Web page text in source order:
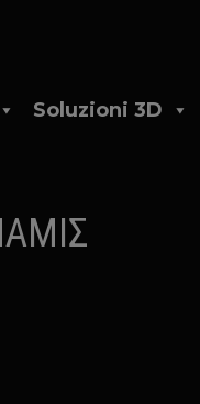
Soluzioni 3D